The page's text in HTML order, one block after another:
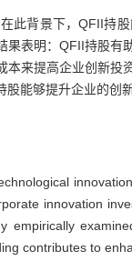
此背景下，QFII持
表明：QFII持股有
来提高企业创新
能够提升企业的创
innovation
contributes to